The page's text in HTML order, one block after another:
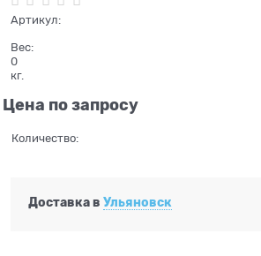
Артикул:
Вес:
0
кг.
Цена по запросу
Количество:
Доставка в Ульяновск